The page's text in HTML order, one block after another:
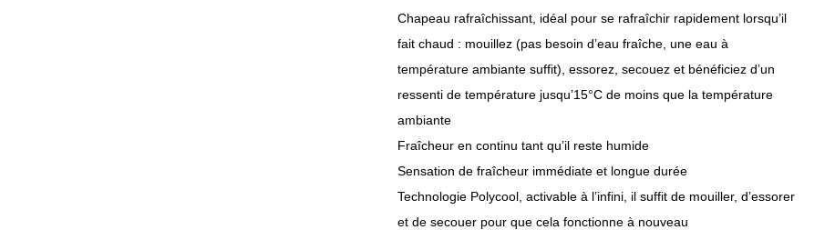
Chapeau rafraîchissant, idéal pour se rafraîchir rapidement lorsqu’il
fait chaud : mouillez (pas besoin d’eau fraîche, une eau à
température ambiante suffit), essorez, secouez et bénéficiez d’un
ressenti de température jusqu’15°C de moins que la température
ambiante
Fraîcheur en continu tant qu’il reste humide
Sensation de fraîcheur immédiate et longue durée
Technologie Polycool, activable à l’infini, il suffit de mouiller, d’essorer
et de secouer pour que cela fonctionne à nouveau